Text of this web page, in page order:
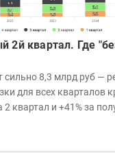
2й квартал. Где
— рекордные
для всех кварталов
2 квартал и +41% за